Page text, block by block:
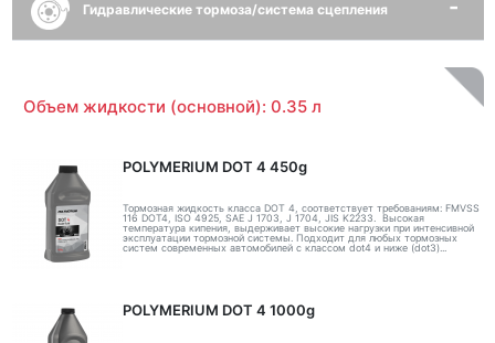
Гидравлические тормоза/система сцепления
Объем жидкости (основной): 0.35 л
POLYMERIUM DOT 4 450g
Тормозная жидкость класса DOT 4, соответствует требованиям: FMVSS
116 DOT4, ISO 4925, SAE J 1703, J 1704, JIS K2233. Высокая
температура кипения, выдерживает высокие нагрузки при интенсивной
эксплуатации тормозной системы. Подходит для любых тормозных
систем современных автомобилей с классом dot4 и ниже (dot3)...
POLYMERIUM DOT 4 1000g